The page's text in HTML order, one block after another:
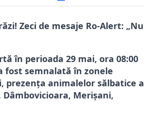
Zeci de mesaje Ro-Alert: „Nu
în perioada 29 mai, ora 08:00
fost semnalată în zonele
animalelor sălbatice a
Merișani,